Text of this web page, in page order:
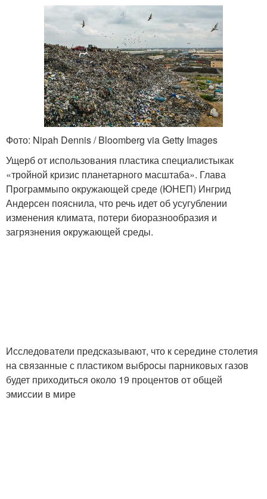
Фото: Nipah Dennis / Bloomberg via Getty Images
Ущерб от использования пластика специалистыкак
«тройной кризис планетарного масштаба». Глава
Программыпо окружающей среде (ЮНЕП) Ингрид
Андерсен пояснила, что речь идет об усугублении
изменения климата, потери биоразнообразия и
загрязнения окружающей среды.
Исследователи предсказывают, что к середине столетия
на связанные с пластиком выбросы парниковых газов
будет приходиться около 19 процентов от общей
эмиссии в мире